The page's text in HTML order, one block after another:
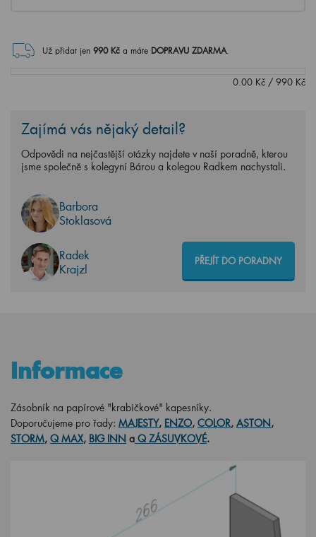
Už přidat jen 990Kč a máte DOPRAVU ZDARMA.
0.00 Kč / 990 Kč
Zajímá vás nějaký detail?
Odpovědi na nejčastější otázky najdete v naší poradně, kterou
jsme společně s kolegyní Bárou a kolegou Radkem nachystali.
Barbora
Stoklasová
Radek
Krajzl
PŘEJÍT DO PORADNY
Informace
Zásobník na papírové "krabičkové" kapesníky.
Doporučujeme pro řady: MAJESTY, ENZO, COLOR, ASTON,
STORM, Q MAX, BIG INN a Q ZÁSUVKOVÉ.